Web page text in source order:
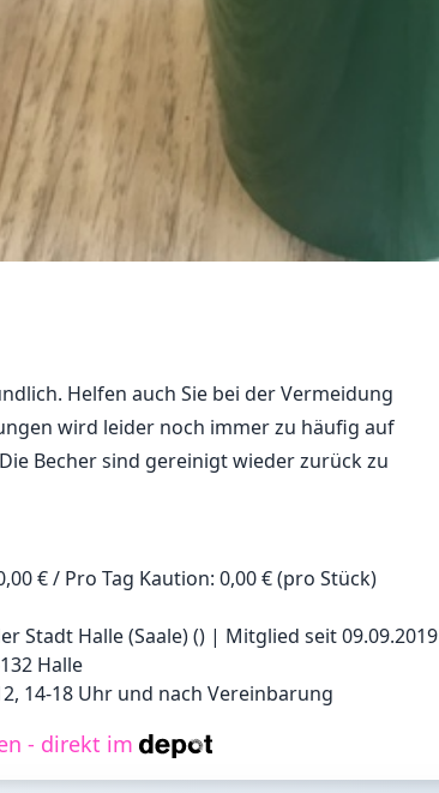
Helfen auch Sie bei der Vermeidung
wird leider noch immer zu häufig auf
Becher sind gereinigt wieder zurück zu
€ / Pro Tag Kaution: 0,00 € (pro Stück)
Stadt Halle (Saale) () | Mitglied seit 09.09.2019
Halle
14-18 Uhr und nach Vereinbarung
- direkt im